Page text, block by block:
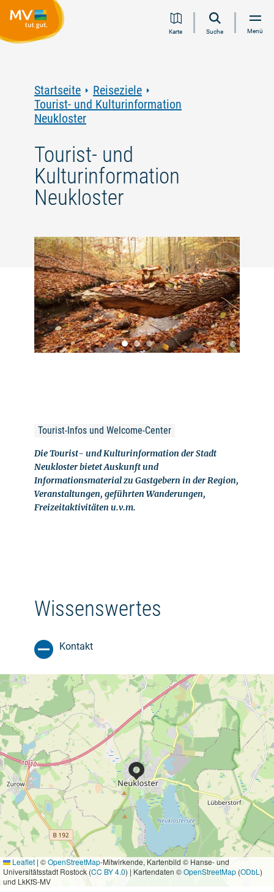
Inhalt
Navigation
Volltextsuche
FooterKarte Suche Menü
Startseite
Reiseziele
Tourist- und Kulturinformation
Neukloster
Tourist- und
Kulturinformation
Neukloster
©
Tourist-Infos und Welcome-Center
Die Tourist- und Kulturinformation der Stadt
Neukloster bietet Auskunft und
Informationsmaterial zu Gastgebern in der Region,
Veranstaltungen, geführten Wanderungen,
Freizeitaktivitäten u.v.m.
Wissenswertes
Kontakt
Leaflet | ©OpenStreetMap-Mitwirkende, Kartenbild © Hanse- und
Universitätsstadt Rostock (CC BY 4.0) | Kartendaten ©OpenStreetMap (ODbL )
und LkKfS-MV